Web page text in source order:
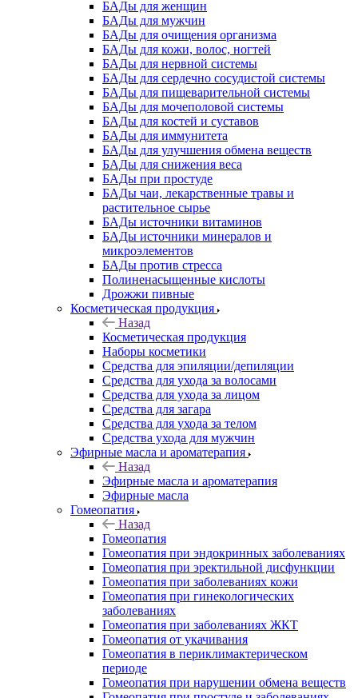
БАДы для женщин
БАДы для мужчин
БАДы для очищения организма
БАДы для кожи, волос, ногтей
БАДы для нервной системы
БАДы для сердечно сосудистой системы
БАДы для пищеварительной системы
БАДы для мочеполовой системы
БАДы для костей и суставов
БАДы для иммунитета
БАДы для улучшения обмена веществ
БАДы для снижения веса
БАДы при простуде
БАДы чаи, лекарственные травы и
растительное сырье
БАДы источники витаминов
БАДы источники минералов и
микроэлементов
БАДы против стресса
Полиненасыщенные кислоты
Дрожжи пивные
Косметическая продукция
Назад
Косметическая продукция
Наборы косметики
Средства для эпиляции/депиляции
Средства для ухода за волосами
Средства для ухода за лицом
Средства для загара
Средства для ухода за телом
Средства ухода для мужчин
Эфирные масла и ароматерапия
Назад
Эфирные масла и ароматерапия
Эфирные масла
Гомеопатия
Назад
Гомеопатия
Гомеопатия при эндокринных заболеваниях
Гомеопатия при эректильной дисфункции
Гомеопатия при заболеваниях кожи
Гомеопатия при гинекологических
заболеваниях
Гомеопатия при заболеваниях ЖКТ
Гомеопатия от укачивания
Гомеопатия в периклимактерическом
периоде
Гомеопатия при нарушении обмена веществ